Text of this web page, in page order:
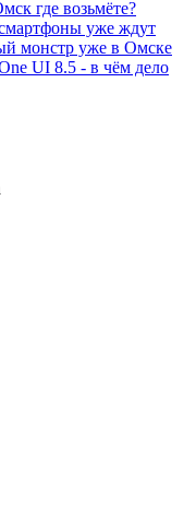
где возьмёте?
уже ждут
монстр уже в Омске
UI 8.5 - в чём дело